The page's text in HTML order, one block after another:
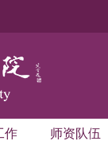
作 师资队伍